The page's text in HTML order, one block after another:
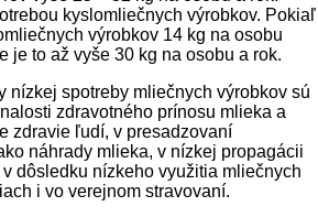
kyslomliečnych výrobkov. Pokiaľ
výrobkov 14 kg na osobu
je to až vyše 30 kg na osobu a rok.
nízkej spotreby mliečnych výrobkov sú
zdravotného prínosu mlieka a
zdravie ľudí, v presadzovaní
náhrady mlieka, v nízkej propagácii
dôsledku nízkeho využitia mliečnych
i vo verejnom stravovaní.